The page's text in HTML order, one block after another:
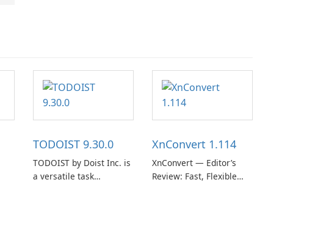
TODOIST 9.30.0
TODOIST by Doist Inc. is
a versatile task
XnConvert 1.114
XnConvert — Editor’s
Review: Fast, Flexible